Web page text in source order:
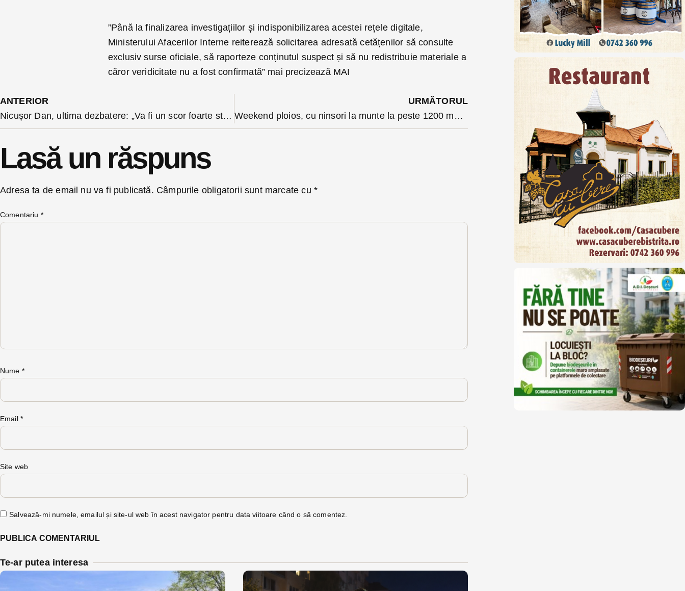
”Până la finalizarea investigațiilor și indisponibilizarea acestei rețele digitale,
Ministerului Afacerilor Interne reiterează solicitarea adresată cetățenilor să consulte
exclusiv surse oficiale, să raporteze conținutul suspect și să nu redistribuie materiale a
căror veridicitate nu a fost confirmată” mai precizează MAI
ANTERIOR
Nicușor Dan, ultima dezbatere: „Va fi un scor foarte strâns. Direcția României depinde de fiecare dintre noi”
URMĂTORUL
Weekend ploios, cu ninsori la munte la peste 1200 metri altitudine înaintea alegerilor
Lasă un răspuns
Adresa ta de email nu va fi publicată. Câmpurile obligatorii sunt marcate cu *
Comentariu *
Nume *
Email *
Site web
Salvează-mi numele, emailul și site-ul web în acest navigator pentru data viitoare când o să comentez.
Te-ar putea interesa